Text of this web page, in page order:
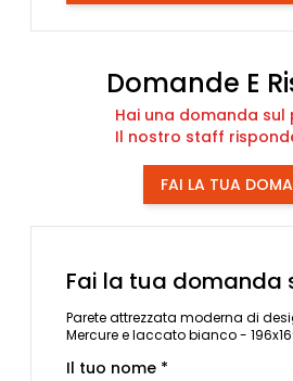
Domande E
Hai una domanda
Il nostro staff
FAI LA TUA
Fai la tua domanda
Parete attrezzata moderna di
Mercure e laccato bianco -
Il tuo nome *